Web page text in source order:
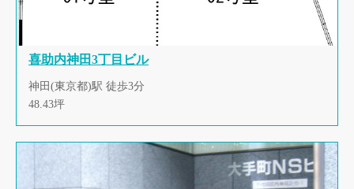
喜助内神田3丁目ビル
神田(東京都)駅 徒歩3分
48.43坪